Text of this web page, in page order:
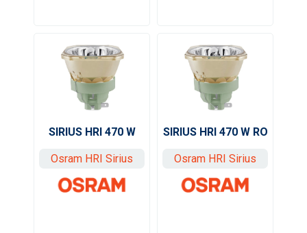
SIRIUS HRI 470 W
Osram HRI Sirius
SIRIUS HRI 470 W RO
Osram HRI Sirius